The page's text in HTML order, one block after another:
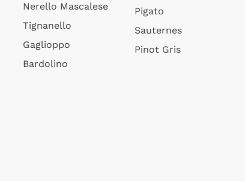
Nerello Mascalese
Tignanello
Gaglioppo
Bardolino
Pigato
Sauternes
Pinot Gris